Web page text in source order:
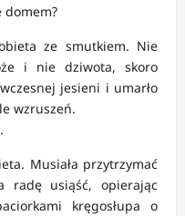
domem?
ze smutkiem. Nie
i nie dziwota, skoro
jesieni i umarło
wzruszeń.
Musiała przytrzymać
radę usiąść, opierając
kręgosłupa o